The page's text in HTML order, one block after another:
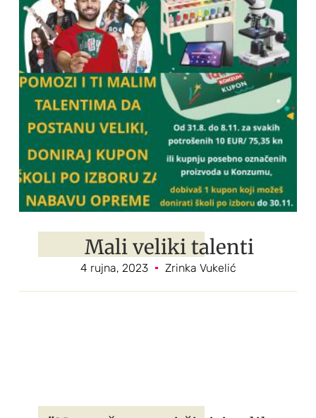
Mali veliki talenti
4 rujna, 2023 Zrinka Vukelić